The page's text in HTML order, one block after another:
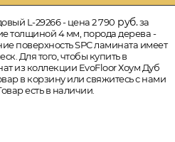
L-29266 - цена 2 790 руб.за
толщиной 4 мм, порода дерева -
поверхность SPC ламината имеет
Для того, чтобы купить в
из коллекции EvoFloor Хоум Дуб
в корзину или свяжитесь с нами
есть в наличии.